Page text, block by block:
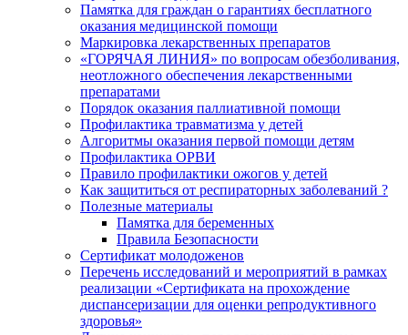
Памятка для граждан о гарантиях бесплатного
оказания медицинской помощи
Маркировка лекарственных препаратов
«ГОРЯЧАЯ ЛИНИЯ» по вопросам обезболивания,
неотложного обеспечения лекарственными
препаратами
Порядок оказания паллиативной помощи
Профилактика травматизма у детей
Алгоритмы оказания первой помощи детям
Профилактика ОРВИ
Правило профилактики ожогов у детей
Как защититься от респираторных заболеваний ?
Полезные материалы
Памятка для беременных
Правила Безопасности
Сертификат молодоженов
Перечень исследований и мероприятий в рамках
реализации «Сертификата на прохождение
диспансеризации для оценки репродуктивного
здоровья»